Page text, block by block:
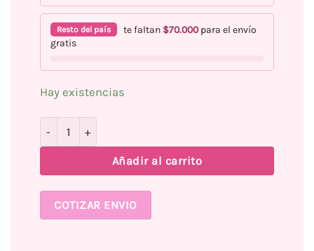
Resto del país te faltan $70.000para el envío
gratis
Hay existencias
Añadir al carrito
COTIZAR ENVIO